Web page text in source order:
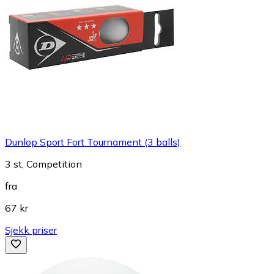
Dunlop Sport Fort Tournament (3 balls)
3 st, Competition
fra
67 kr
Sjekk priser